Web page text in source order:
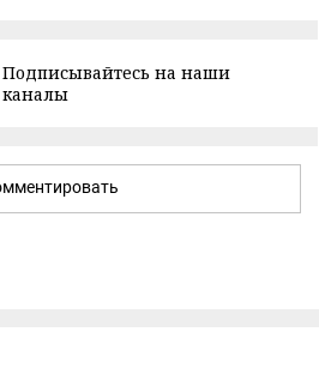
Подписывайтесь на наши
каналы